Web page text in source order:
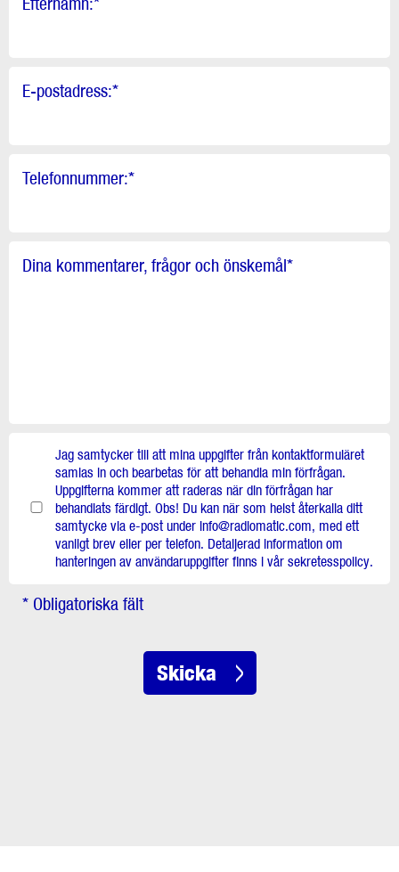
E-postadress:*
Telefonnummer:*
Dina kommentarer, frågor och önskemål*
Jag samtycker till att mina uppgifter från kontaktformuläret
samlas in och bearbetas för att behandla min förfrågan.
Uppgifterna kommer att raderas när din förfrågan har
behandlats färdigt. Obs! Du kan när som helst återkalla ditt
samtycke via e-post under info@radiomatic.com, med ett
vanligt brev eller per telefon. Detaljerad information om
hanteringen av användaruppgifter finns i vår sekretesspolicy.
* Obligatoriska fält
Skicka